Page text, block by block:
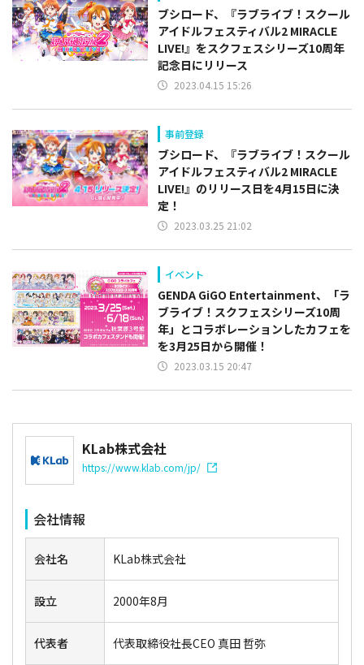
ブシロード、『ラブライブ！スクール
アイドルフェスティバル2 MIRACLE
LIVE!』をスクフェスシリーズ10周年
記念日にリリース
2023.04.15 15:26
事前登録
ブシロード、『ラブライブ！スクール
アイドルフェスティバル2 MIRACLE
LIVE!』のリリース日を4月15日に決
定！
2023.03.25 21:02
イベント
GENDA GiGO Entertainment、「ラ
ブライブ！スクフェスシリーズ10周
年」とコラボレーションしたカフェを
を3月25日から開催！
2023.03.15 20:47
KLab株式会社
https://www.klab.com/jp/
会社情報
会社名 KLab株式会社
設立 2000年8月
代表者 代表取締役社長CEO 真田 哲弥